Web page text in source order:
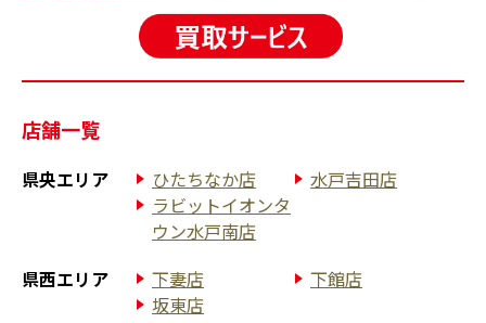
店舗一覧
県央エリア ひたちなか店
水戸吉田店
ラビットイオンタ
ウン水戸南店
県西エリア
下妻店
下館店
坂東店